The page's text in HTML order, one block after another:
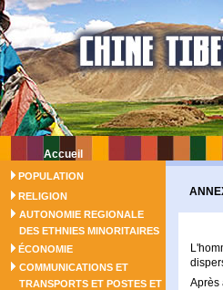
Accueil
POPULATION
RELIGION
AUTONOMIE REGIONALE
DES ETHNIES MINORITAIRES
ÉCONOMIE
COMMUNICATIONS ET
TRANSPORTS ET POSTES ET
Après